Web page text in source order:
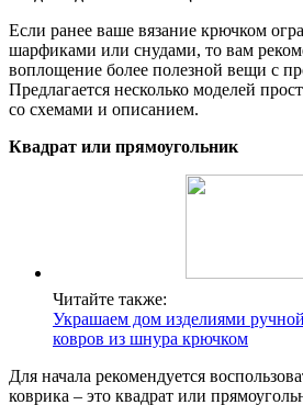
Если ранее ваше вязание крючком
шарфиками или снудами, то вам
воплощение более полезной вещи с
Предлагается несколько моделей
со схемами и описанием.
Квадрат или прямоугольник
Читайте также:
Украшаем дом изделиями
ковров из шнура крючком
Для начала рекомендуется
коврика – это квадрат или